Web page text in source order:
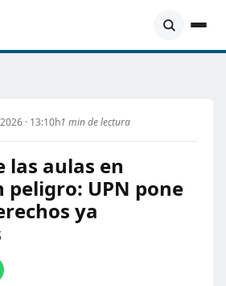
· 13:10h1 min de lectura
las aulas en
peligro: UPN pone
ya